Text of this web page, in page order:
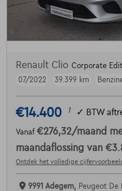
Renault Clio Corporate
07/2022
39.399 km
€14.400 1 ✓ BTW
Vanaf €276,32/maand
maandaflossing van
Ontdek het volledige
9991 Adegem, Peugeot De